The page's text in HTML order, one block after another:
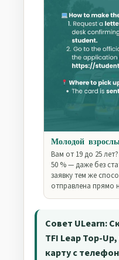
Молодой
Вам от 19 до 25
50 % — даже без
заявку тем же
отправлена прямо
Совет ULearn:
TFI Leap Top-
карту с